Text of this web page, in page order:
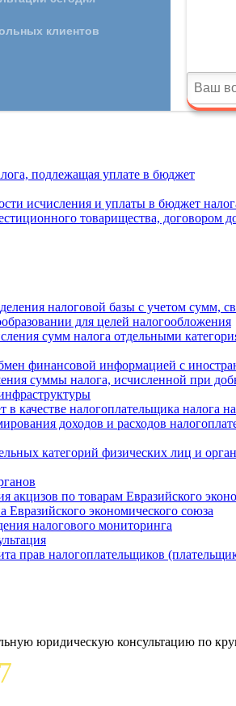
подлежащая уплате в бюджет
исчисления и уплаты в бюджет
товарищества, договором
налоговой базы с учетом сумм,
для целей налогообложения
сумм налога отдельными
финансовой информацией с
суммы налога, исчисленной при
в качестве налогоплательщика налога
доходов и расходов
категорий физических лиц и
акцизов по товарам Евразийского
Евразийского экономического союза
налогового мониторинга
прав налогоплательщиков
юридическую консультацию по